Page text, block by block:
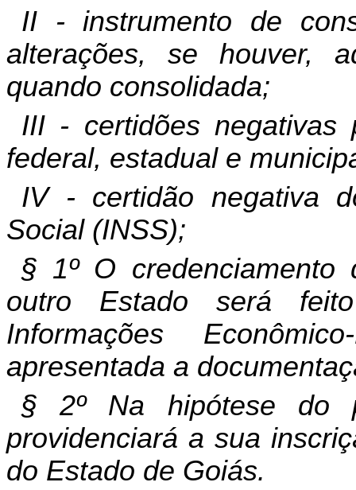
II - instrumento de
alterações, se houver,
quando consolidada;
III - certidões negativas
federal, estadual e
IV - certidão negativa
Social (INSS);
§ 1º O credenciamento
outro Estado será
Informações
apresentada a
§ 2º Na hipótese do
providenciará a sua
do Estado de Goiás.